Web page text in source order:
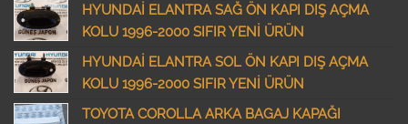
HYUNDAİ ELANTRA SAĞ ÖN KAPI DIŞ AÇMA
KOLU 1996-2000 SIFIR YENİ ÜRÜN
HYUNDAİ ELANTRA SOL ÖN KAPI DIŞ AÇMA
KOLU 1996-2000 SIFIR YENİ ÜRÜN
TOYOTA COROLLA ARKA BAGAJ KAPAĞI